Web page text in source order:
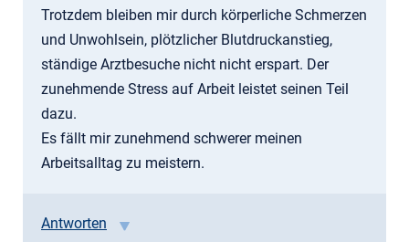
Trotzdem bleiben mir durch körperliche Schmerzen
und Unwohlsein, plötzlicher Blutdruckanstieg,
ständige Arztbesuche nicht nicht erspart. Der
zunehmende Stress auf Arbeit leistet seinen Teil
dazu.
Es fällt mir zunehmend schwerer meinen
Arbeitsalltag zu meistern.
Antworten